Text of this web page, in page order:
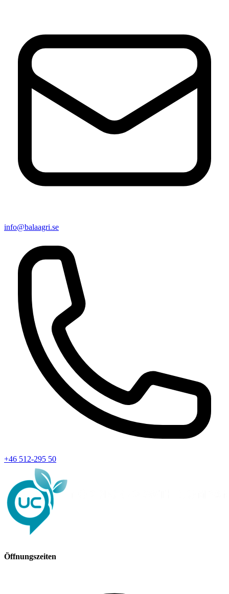
info@balaagri.se
+46 512-295 50
Öffnungszeiten